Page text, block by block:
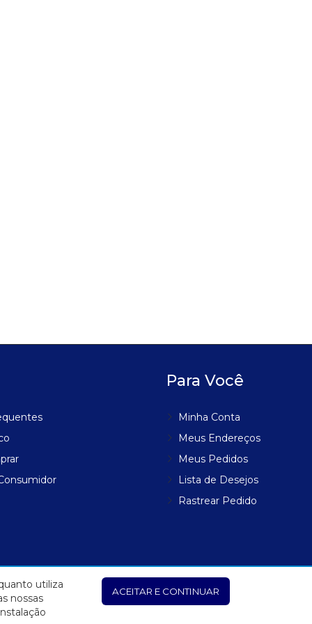
Para Você
Minha Conta
Meus Endereços
Meus Pedidos
Lista de Desejos
Rastrear Pedido
utiliza
nossas
ACEITAR E CONTINUAR